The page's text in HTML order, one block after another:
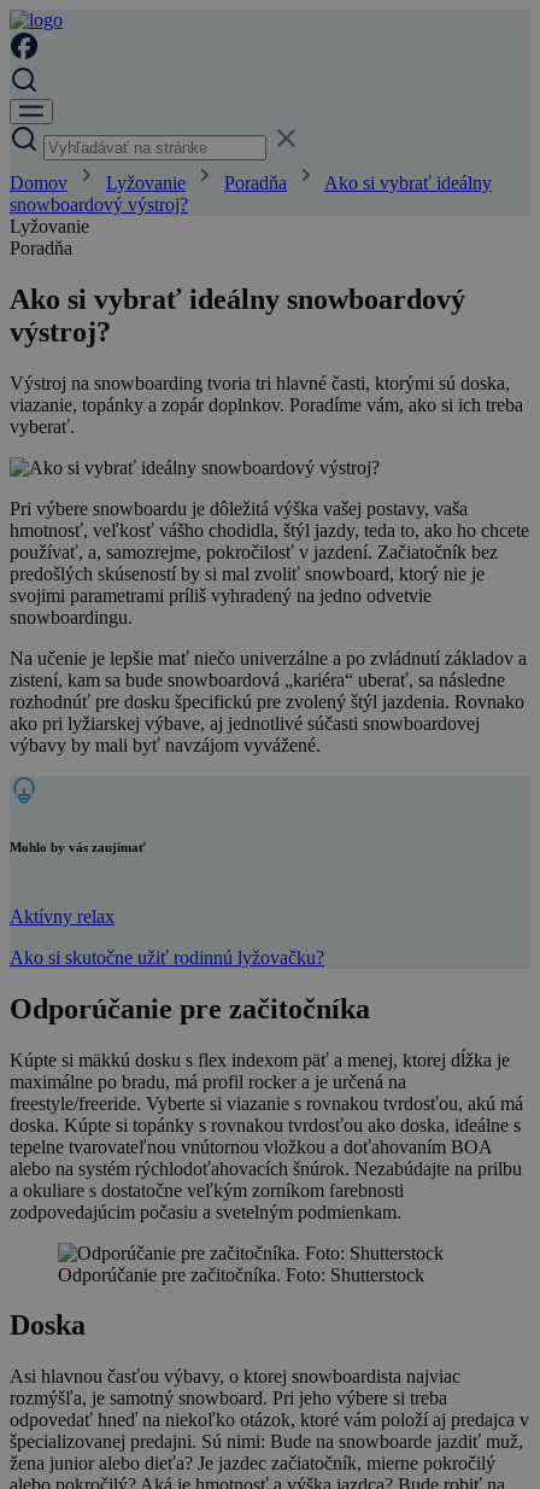
Domov Lyžovanie Poradňa
Ako si vybrať ideálny
snowboardový výstroj?
Lyžovanie
Poradňa
Ako si vybrať ideálny snowboardový
výstroj?
Výstroj na snowboarding tvoria tri hlavné časti, ktorými sú doska,
viazanie, topánky a zopár doplnkov. Poradíme vám, ako si ich treba
vyberať.
Pri výbere snowboardu je dôležitá výška vašej postavy, vaša
hmotnosť, veľkosť vášho chodidla, štýl jazdy, teda to, ako ho chcete
používať, a, samozrejme, pokročilosť v jazdení. Začiatočník bez
predošlých skúseností by si mal zvoliť snowboard, ktorý nie je
svojimi parametrami príliš vyhradený na jedno odvetvie
snowboardingu.
Na učenie je lepšie mať niečo univerzálne a po zvládnutí základov a
zistení, kam sa bude snowboardová „kariéra“ uberať, sa následne
rozhodnúť pre dosku špecifickú pre zvolený štýl jazdenia. Rovnako
ako pri lyžiarskej výbave, aj jednotlivé súčasti snowboardovej
výbavy by mali byť navzájom vyvážené.
Mohlo by vás zaujímať
Aktívny relax
Ako si skutočne užiť rodinnú lyžovačku?
Odporúčanie pre začitočníka
Kúpte si mäkkú dosku s flex indexom päť a menej, ktorej dĺžka je
maximálne po bradu, má profil rocker a je určená na
freestyle/freeride. Vyberte si viazanie s rovnakou tvrdosťou, akú má
doska. Kúpte si topánky s rovnakou tvrdosťou ako doska, ideálne s
tepelne tvarovateľnou vnútornou vložkou a doťahovaním BOA
alebo na systém rýchlodoťahovacích šnúrok. Nezabúdajte na prilbu
a okuliare s dostatočne veľkým zorníkom farebnosti
zodpovedajúcim počasiu a svetelným podmienkam.
Odporúčanie pre začitočníka. Foto: Shutterstock
Doska
Asi hlavnou časťou výbavy, o ktorej snowboardista najviac
rozmýšľa, je samotný snowboard. Pri jeho výbere si treba
odpovedať hneď na niekoľko otázok, ktoré vám položí aj predajca v
špecializovanej predajni. Sú nimi: Bude na snowboarde jazdiť muž,
žena junior alebo dieťa? Je jazdec začiatočník, mierne pokročilý